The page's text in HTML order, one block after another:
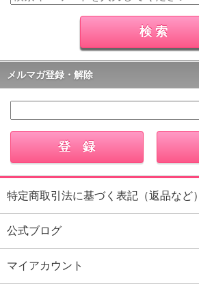
メルマガ登録・解除
特定商取引法に基づく表記（返品など）
公式ブログ
マイアカウント